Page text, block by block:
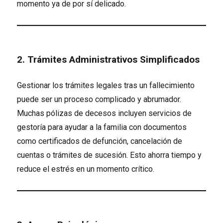
momento ya de por sí delicado.
2. Trámites Administrativos Simplificados
Gestionar los trámites legales tras un fallecimiento
puede ser un proceso complicado y abrumador.
Muchas pólizas de decesos incluyen servicios de
gestoría para ayudar a la familia con documentos
como certificados de defunción, cancelación de
cuentas o trámites de sucesión. Esto ahorra tiempo y
reduce el estrés en un momento crítico.